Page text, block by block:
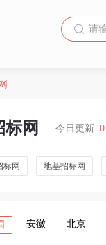
网 今日更新: 0
标网 地基招标网
安徽 北京